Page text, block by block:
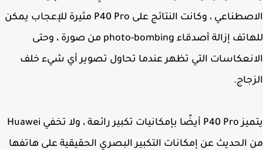
الاصطناعي ، وكانت النتائج على P40 Pro مثيرة للإعجاب يمكن
للهاتف إزالة أصدقاء photo-bombing من صورة ، وحتى
التي تظهر عندما تحاول تصوير أي شيء خلف
يتميز P40 Pro أيضًا بإمكانيات تكبير رائعة ، ولا تخفي Huawei
الحديث عن إمكانات التكبير البصري الحقيقية على هاتفها